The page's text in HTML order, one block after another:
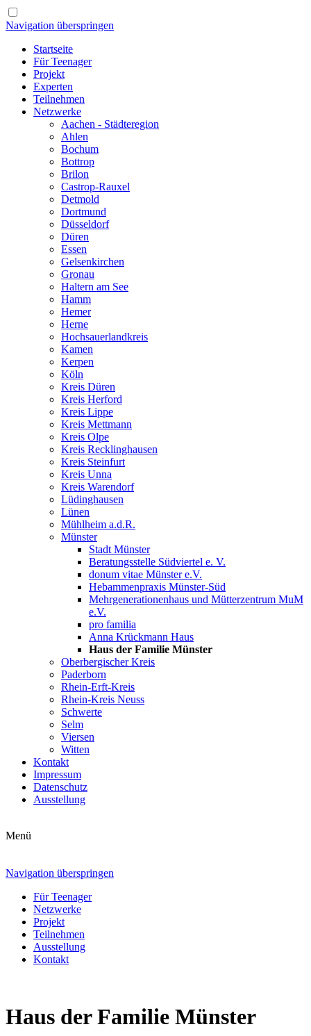
Navigation überspringen
Startseite
Für Teenager
Projekt
Experten
Teilnehmen
Netzwerke
Aachen - Städteregion
Ahlen
Bochum
Bottrop
Brilon
Castrop-Rauxel
Detmold
Dortmund
Düsseldorf
Düren
Essen
Gelsenkirchen
Gronau
Haltern am See
Hamm
Hemer
Herne
Hochsauerlandkreis
Kamen
Kerpen
Köln
Kreis Düren
Kreis Herford
Kreis Lippe
Kreis Mettmann
Kreis Olpe
Kreis Recklinghausen
Kreis Steinfurt
Kreis Unna
Kreis Warendorf
Lüdinghausen
Lünen
Mühlheim a.d.R.
Münster
Stadt Münster
Beratungsstelle Südviertel e. V.
donum vitae Münster e.V.
Hebammenpraxis Münster-Süd
Mehrgenerationenhaus und Mütterzentrum MuM
e.V.
pro familia
Anna Krückmann Haus
Haus der Familie Münster
Oberbergischer Kreis
Paderborn
Rhein-Erft-Kreis
Rhein-Kreis Neuss
Schwerte
Selm
Viersen
Witten
Kontakt
Impressum
Datenschutz
Ausstellung
Menü
Navigation überspringen
Für Teenager
Netzwerke
Projekt
Teilnehmen
Ausstellung
Kontakt
Haus der Familie Münster